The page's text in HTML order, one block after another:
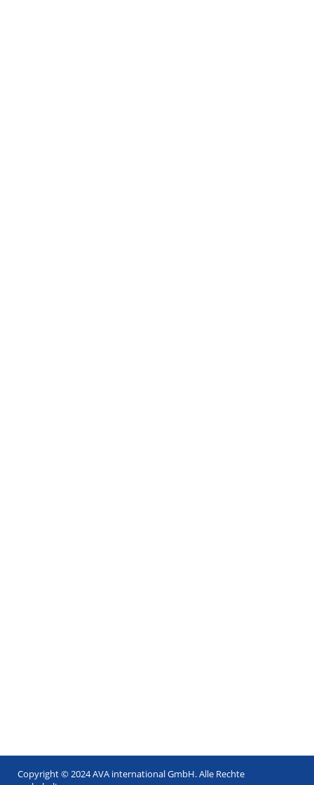
Copyright © 2024 AVA international GmbH. Alle Rechte